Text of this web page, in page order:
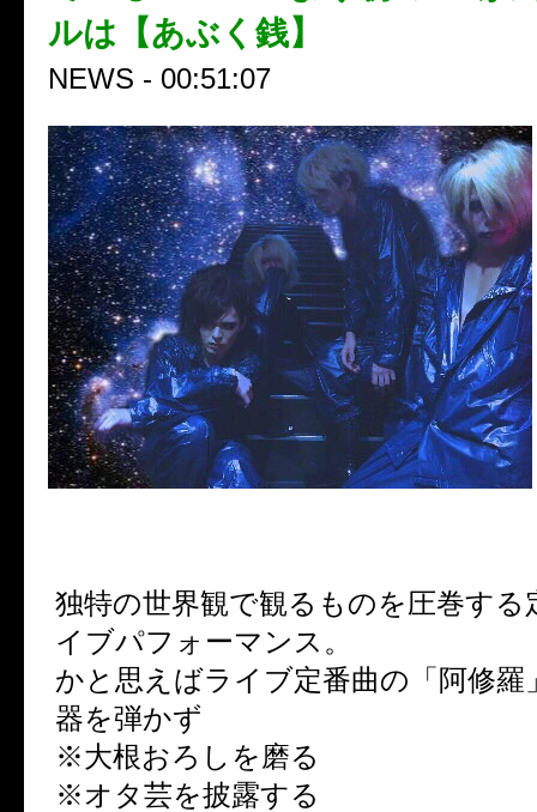
ルは【あぶく銭】
NEWS - 00:51:07
独特の世界観で観るものを圧巻する
イブパフォーマンス。
かと思えばライブ定番曲の「阿修羅
器を弾かず
※大根おろしを磨る
※オタ芸を披露する